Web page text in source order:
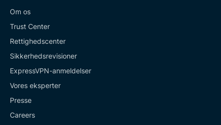
Om os
Trust Center
Rettighedscenter
Sikkerhedsrevisioner
ExpressVPN-anmeldelser
Vores eksperter
Presse
Careers